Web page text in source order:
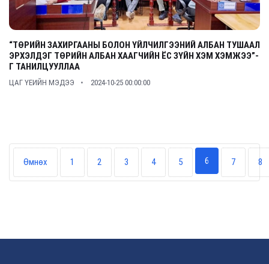
“ТӨРИЙН ЗАХИРГААНЫ БОЛОН ҮЙЛЧИЛГЭЭНИЙ АЛБАН ТУШААЛ
ЭРХЭЛДЭГ ТӨРИЙН АЛБАН ХААГЧИЙН ЁС ЗҮЙН ХЭМ ХЭМЖЭЭ”-
Г ТАНИЛЦУУЛЛАА
ЦАГ ҮЕИЙН МЭДЭЭ 2024-10-25 00:00:00
Өмнөх 1 2 3 4 5 6 7 8